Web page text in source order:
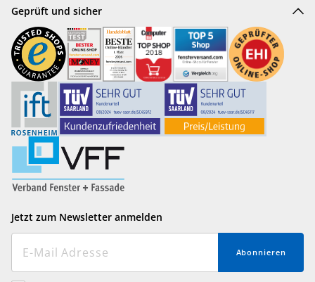
Geprüft und sicher
Jetzt zum Newsletter anmelden
Abonnieren